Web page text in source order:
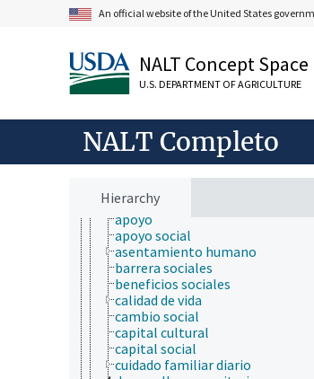
An official website of the United States
NALT Concept Space
U.S. DEPARTMENT OF AGRICULTURE
NALT Completo
Hierarchy
ciencia del suelo
ciencia y tecnología geoespaciales
ciencias del mar
ciencias forestales
ciencias sociales
criminología
sociología
acción colectiva
actitudes y opiniones
ambiente social
apoyo
apoyo social
asentamiento humano
barrera sociales
beneficios sociales
calidad de vida
cambio social
capital cultural
capital social
cuidado familiar diario